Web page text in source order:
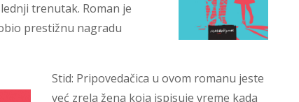
trenutak. Roman je
prestižnu nagradu
Stid: Pripovedačica u ovom romanu jeste
već zrela žena koja ispisuje vreme kada